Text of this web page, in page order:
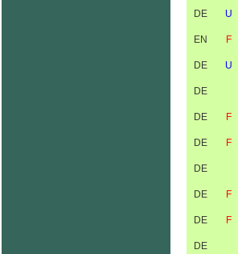
DE U
EN F
DE U
DE
DE F
DE F
DE
DE F
DE F
DE